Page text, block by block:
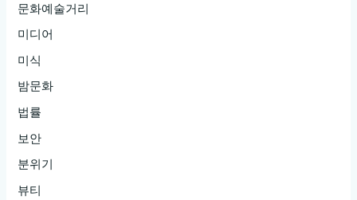
문화예술거리
미디어
미식
밤문화
법률
보안
분위기
뷰티